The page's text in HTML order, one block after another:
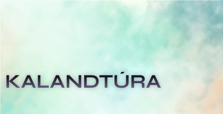
KALANDTÚRA